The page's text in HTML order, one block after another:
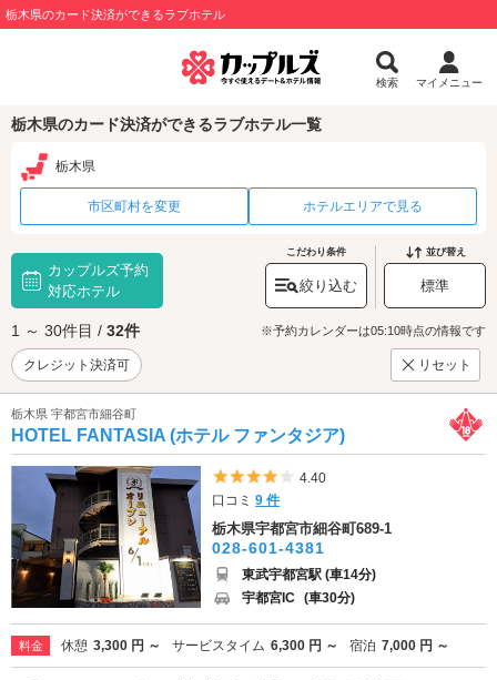
栃木県のカード決済ができるラブホテル
検索 マイメニュー
栃木県のカード決済ができるラブホテル一覧
栃木県
市区町村を変更 ホテルエリアで見る
カップルズ予約
対応ホテル
こだわり条件
絞り込む
並び替え
標準
1 ～ 30件目 / 32件 ※予約カレンダーは05:10時点の情報です
クレジット決済可 リセット
栃木県 宇都宮市細谷町
HOTEL FANTASIA (ホテル ファンタジア)
5つ星のうち4
4.40
口コミ9 件
栃木県宇都宮市細谷町689-1
028-601-4381
東武宇都宮駅 (車14分)
宇都宮IC (車30分)
料金 休憩 3,300 円 ～ サービスタイム 6,300 円 ～ 宿泊 7,000 円 ～